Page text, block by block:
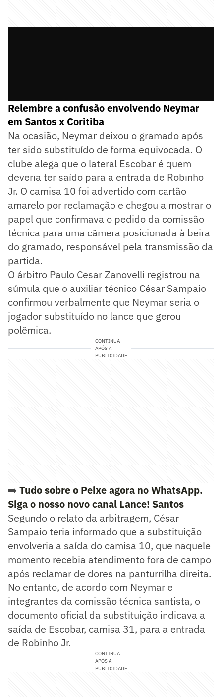
Relembre a confusão envolvendo Neymar
em Santos x Coritiba
Na ocasião, Neymar deixou o gramado após
ter sido substituído de forma equivocada. O
clube alega que o lateral Escobar é quem
deveria ter saído para a entrada de Robinho
Jr. O camisa 10 foi advertido com cartão
amarelo por reclamação e chegou a mostrar o
papel que confirmava o pedido da comissão
técnica para uma câmera posicionada à beira
do gramado, responsável pela transmissão da
partida.
O árbitro Paulo Cesar Zanovelli registrou na
súmula que o auxiliar técnico César Sampaio
confirmou verbalmente que Neymar seria o
jogador substituído no lance que gerou
polêmica.
CONTINUA
APÓS A
PUBLICIDADE
➡️ Tudo sobre o Peixe agora no WhatsApp.
Siga o nosso novo canal Lance! Santos
Segundo o relato da arbitragem, César
Sampaio teria informado que a substituição
envolveria a saída do camisa 10, que naquele
momento recebia atendimento fora de campo
após reclamar de dores na panturrilha direita.
No entanto, de acordo com Neymar e
integrantes da comissão técnica santista, o
documento oficial da substituição indicava a
saída de Escobar, camisa 31, para a entrada
de Robinho Jr.
CONTINUA
APÓS A
PUBLICIDADE